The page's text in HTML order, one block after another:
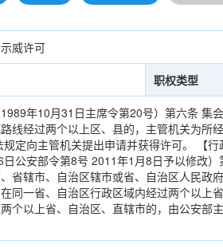
威许可
职权类型
年10月31日主席令第20号）第六条
线经过两个以上区、县的，主管机关为所
定向主管机关提出申请并获得许可。 【
公安部令第8号 2011年1月8日予以修改）
省辖市、自治区辖市或省、自治区人民政
同一省、自治区行政区域内经过两个以上
个以上省、自治区、直辖市的，由公安部